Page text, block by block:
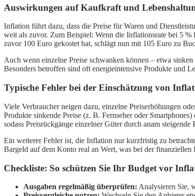
Auswirkungen auf Kaufkraft und
Inflation führt dazu, dass die Preise für Waren und
weit als zuvor. Zum Beispiel: Wenn die Inflationsrate bei 5
zuvor 100 Euro gekostet hat, schlägt nun mit 105 Euro zu
Auch wenn einzelne Preise schwanken können – etwa
Besonders betroffen sind oft energieintensive Produkte und
Typische Fehler bei der Einschätzung von
Viele Verbraucher neigen dazu, einzelne Preiserhöhungen
Produkte sinkende Preise (z. B. Fernseher oder
sodass Preisrückgänge einzelner Güter durch anam
Ein weiterer Fehler ist, die Inflation nur kurzfristig zu
Bargeld auf dem Konto real an Wert, was bei der finanziellen
Checkliste: So schützen Sie Ihr Budget vor
Ausgaben regelmäßig überprüfen: Analysieren Sie,